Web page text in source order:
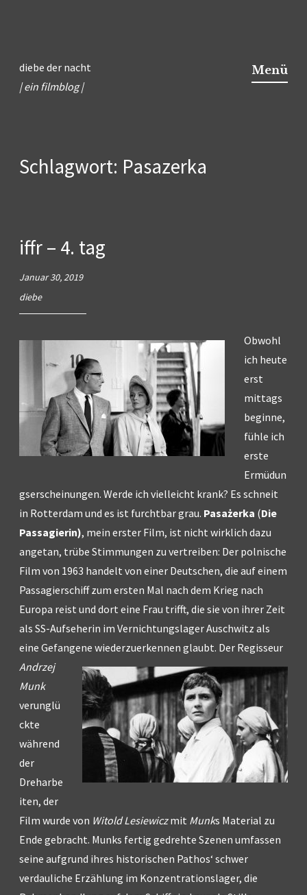
Inhalt
springen
diebe der nacht
| ein filmblog |
Menü
Schlagwort: Pasazerka
iffr – 4. tag
Januar 30, 2019
diebe
Obwohl
ich heute
erst
mittags
beginne,
fühle ich
erste
Ermüdun
gserscheinungen. Werde ich vielleicht krank? Es schneit
in Rotterdam und es ist furchtbar grau. Pasażerka (Die
Passagierin), mein erster Film, ist nicht wirklich dazu
angetan, trübe Stimmungen zu vertreiben: Der polnische
Film von 1963 handelt von einer Deutschen, die auf einem
Passagierschiff zum ersten Mal nach dem Krieg nach
Europa reist und dort eine Frau trifft, die sie von ihrer Zeit
als SS-Aufseherin im Vernichtungslager Auschwitz als
eine Gefangene wiederzuerkennen glaubt. Der Regisseur
Andrzej
Munk
verunglü
ckte
während
der
Dreharbe
iten, der
Film wurde von Witold Lesiewiczmit Munks Material zu
Ende gebracht. Munks fertig gedrehte Szenen umfassen
seine aufgrund ihres historischen Pathos‘ schwer
verdauliche Erzählung im Konzentrationslager, die